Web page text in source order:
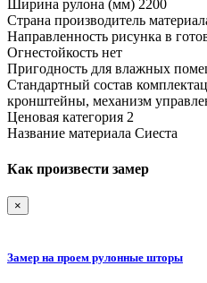
Ширина рулона (мм) 2200
Страна производитель
Направленность рисунка в
Огнестойкость нет
Пригодность для влажных
Стандартный состав
кронштейны, механизм
Ценовая категория 2
Название материала Сиеста
Как произвести замер
×
Замер на проем рулонные шторы